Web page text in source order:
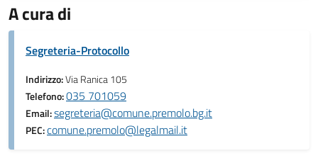
A cura di
Segreteria-Protocollo
Indirizzo:Via Ranica 105
Telefono:035 701059
Email:segreteria@comune.premolo.bg.it
PEC:comune.premolo@legalmail.it